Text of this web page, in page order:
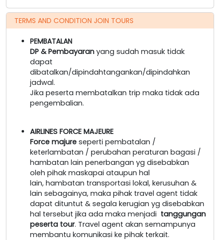
TERMS AND CONDITION JOIN TOURS
PEMBATALAN
DP & Pembayaran yang sudah masuk tidak
dapat
dibatalkan/dipindahtangankan/dipindahkan
jadwal.
Jika peserta membatalkan trip maka tidak ada
pengembalian.
AIRLINES FORCE MAJEURE
Force majure seperti pembatalan /
keterlambatan / perubahan peraturan bagasi /
hambatan lain penerbangan yg disebabkan
oleh pihak maskapai ataupun hal
lain, hambatan transportasi lokal, kerusuhan &
lain sebagainya, maka pihak travel agent tidak
dapat dituntut & segala kerugian yg disebabkan
hal tersebut jika ada maka menjadi tanggungan
peserta tour. Travel agent akan semampunya
membantu komunikasi ke pihak terkait.